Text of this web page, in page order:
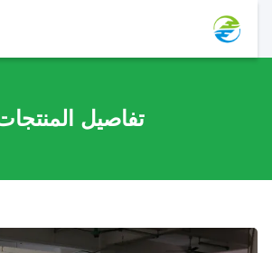
تفاصيل المنتجات